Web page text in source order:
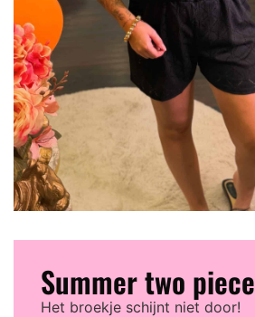
Summer two piece
Het broekje schijnt niet door!